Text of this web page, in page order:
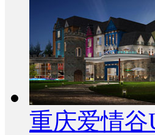
重庆爱情